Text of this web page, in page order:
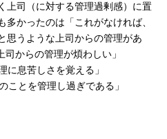
司（に対する管理過剰感）に置
多かったのは「これがなければ、
思うような上司からの管理があ
からの管理が煩わしい」
に息苦しさを覚える」
ことを管理し過ぎである」